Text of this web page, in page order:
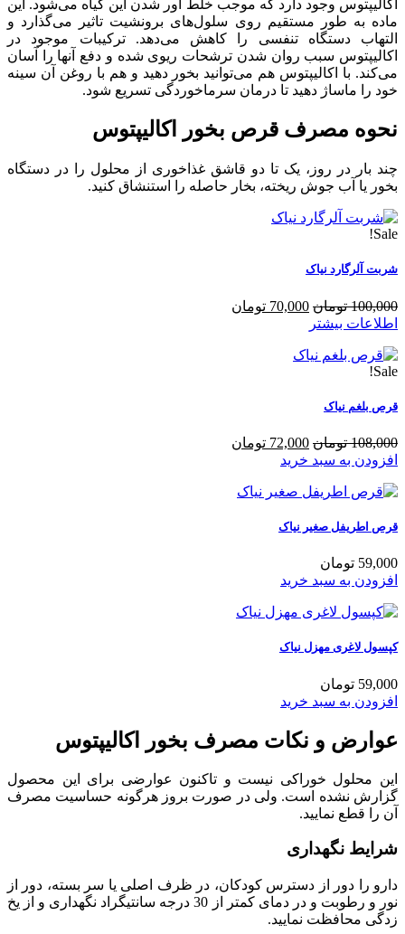
اکالیپتوس وجود دارد که موجب خلط آور شدن این گیاه می‌شود. این
ماده به طور مستقیم روی سلول‌های برونشیت تاثیر می‌گذارد و
التهاب دستگاه تنفسی را کاهش می‌دهد. ترکیبات موجود در
اکالیپتوس سبب روان شدن ترشحات ریوی شده و دفع آنها را آسان
می‌کند. با اکالیپتوس هم می‌توانید بخور دهید و هم با روغن آن سینه
خود را ماساژ دهید تا درمان سرماخوردگی تسریع شود.
نحوه مصرف قرص بخور اکالیپتوس
چند بار در روز، یک تا دو قاشق غذاخوری از محلول را در دستگاه
بخور یا آب جوش ریخته، بخار حاصله را استنشاق کنید.
Sale!
شربت آلرگارد نیاک
100,000 تومان
70,000 تومان
اطلاعات بیشتر
Sale!
قرص بلغم نیاک
108,000 تومان
72,000 تومان
افزودن به سبد خرید
قرص اطریفل صغیر نیاک
59,000 تومان
افزودن به سبد خرید
کپسول لاغری مهزل نیاک
59,000 تومان
افزودن به سبد خرید
عوارض و نکات مصرف بخور اکالیپتوس
این محلول خوراکی نیست و تاکنون عوارضی برای این محصول
گزارش نشده است. ولی در صورت بروز هرگونه حساسیت مصرف
آن را قطع نمایید.
شرایط نگهداری
دارو را دور از دسترس کودکان، در ظرف اصلی یا سر بسته، دور از
نور و رطوبت و در دمای کمتر از 30 درجه سانتیگراد نگهداری و از یخ
زدگی محافظت نمایید.